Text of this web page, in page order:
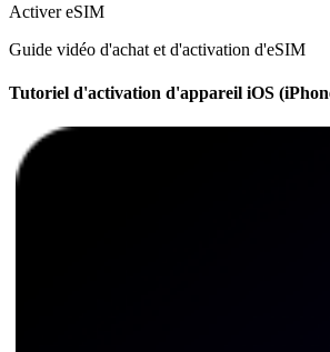
Activer eSIM
Guide vidéo d'achat et d'activation d'eSIM
Tutoriel d'activation d'appareil iOS